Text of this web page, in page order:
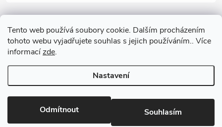
Tento web používá soubory cookie. Dalším procházením
tohoto webu vyjadřujete souhlas s jejich používáním.. Více
informacízde.
Nastavení
Odmítnout Souhlasím
Copyright 2026ChovProgres.cz. Všechna práva vyhrazena.Upravit
nastavení cookies